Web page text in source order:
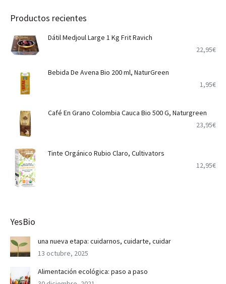
Productos recientes
Dátil Medjoul Large 1 Kg Frit Ravich
22,95€
Bebida De Avena Bio 200 ml, NaturGreen
1,95€
Café En Grano Colombia Cauca Bio 500 G, Naturgreen
23,95€
Tinte Orgánico Rubio Claro, Cultivators
12,95€
YesBio
una nueva etapa: cuidarnos, cuidarte, cuidar
13 octubre, 2025
Alimentación ecológica: paso a paso